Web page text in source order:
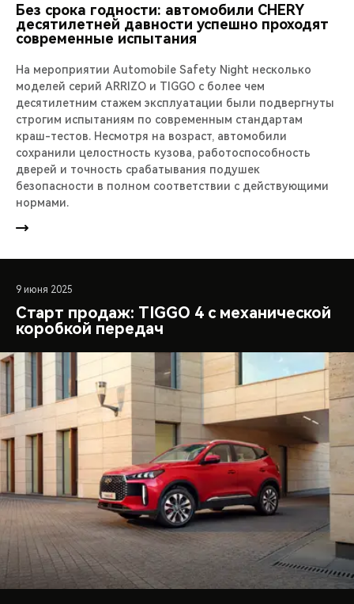
Без срока годности: автомобили CHERY
десятилетней давности успешно проходят
современные испытания
На мероприятии Automobile Safety Night несколько
моделей серий ARRIZO и TIGGO с более чем
десятилетним стажем эксплуатации были подвергнуты
строгим испытаниям по современным стандартам
краш-тестов. Несмотря на возраст, автомобили
сохранили целостность кузова, работоспособность
дверей и точность срабатывания подушек
безопасности в полном соответствии с действующими
нормами.
9 июня 2025
Старт продаж: TIGGO 4 с механической
коробкой передач